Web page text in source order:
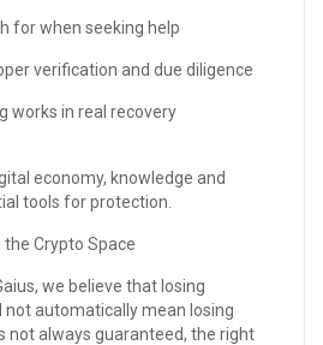
for when seeking help
verification and due diligence
works in real recovery
economy, knowledge and
tools for protection.
Crypto Space
we believe that losing
automatically mean losing
not always guaranteed, the right